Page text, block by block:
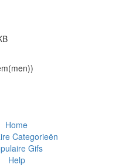
Home
Categorieën
Gifs
Help